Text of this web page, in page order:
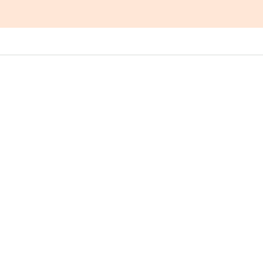
de ventas. Teniendo en cuenta